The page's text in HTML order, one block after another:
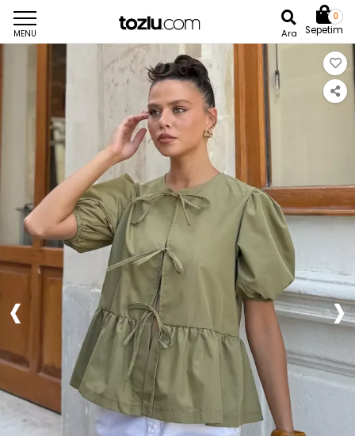
MENU Ara
0
Sepetim